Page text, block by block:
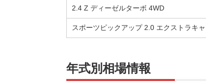
2.4 Z ディーゼルターボ 4WD
スポーツピックアップ 2.0 エクストラキ
年式別相場情報